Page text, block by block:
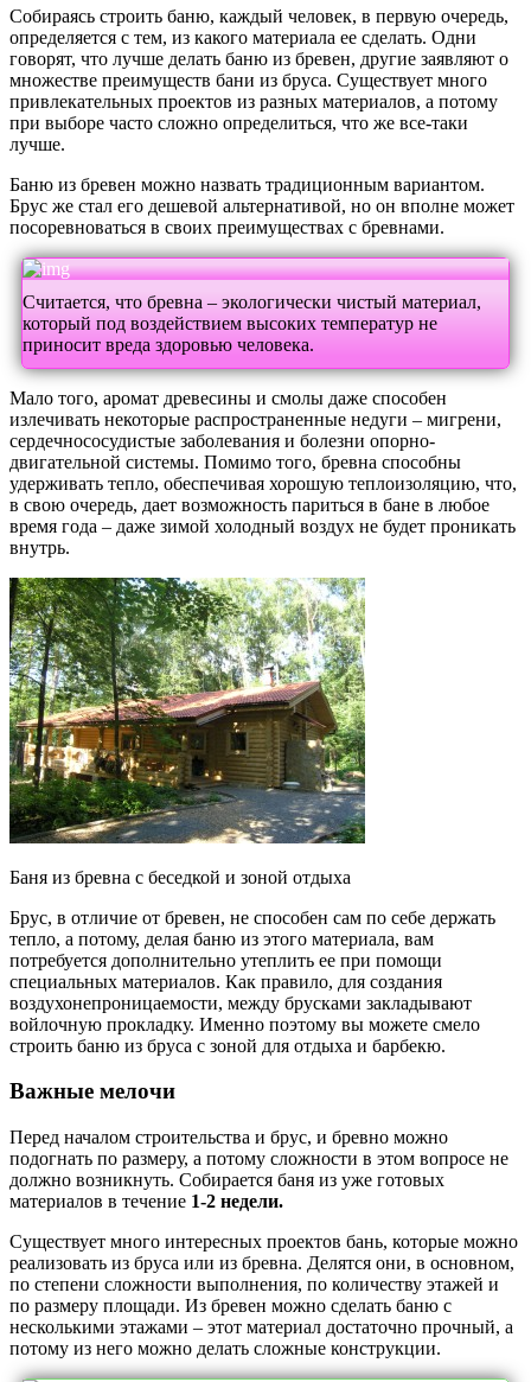
Собираясь строить баню, каждый человек, в первую очередь,
определяется с тем, из какого материала ее сделать. Одни
говорят, что лучше делать баню из бревен, другие заявляют о
множестве преимуществ бани из бруса. Существует много
привлекательных проектов из разных материалов, а потому
при выборе часто сложно определиться, что же все-таки
лучше.
Баню из бревен можно назвать традиционным вариантом.
Брус же стал его дешевой альтернативой, но он вполне может
посоревноваться в своих преимуществах с бревнами.
Считается, что бревна – экологически чистый материал,
который под воздействием высоких температур не
приносит вреда здоровью человека.
Мало того, аромат древесины и смолы даже способен
излечивать некоторые распространенные недуги – мигрени,
сердечнососудистые заболевания и болезни опорно-
двигательной системы. Помимо того, бревна способны
удерживать тепло, обеспечивая хорошую теплоизоляцию, что,
в свою очередь, дает возможность париться в бане в любое
время года – даже зимой холодный воздух не будет проникать
внутрь.
Баня из бревна с беседкой и зоной отдыха
Брус, в отличие от бревен, не способен сам по себе держать
тепло, а потому, делая баню из этого материала, вам
потребуется дополнительно утеплить ее при помощи
специальных материалов. Как правило, для создания
воздухонепроницаемости, между брусками закладывают
войлочную прокладку. Именно поэтому вы можете смело
строить баню из бруса с зоной для отдыха и барбекю.
Важные мелочи
Перед началом строительства и брус, и бревно можно
подогнать по размеру, а потому сложности в этом вопросе не
должно возникнуть. Собирается баня из уже готовых
материалов в течение 1-2 недели.
Существует много интересных проектов бань, которые можно
реализовать из бруса или из бревна. Делятся они, в основном,
по степени сложности выполнения, по количеству этажей и
по размеру площади. Из бревен можно сделать баню с
несколькими этажами – этот материал достаточно прочный, а
потому из него можно делать сложные конструкции.